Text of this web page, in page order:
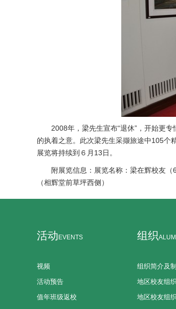
2008年，梁先生宣布“退休”，开始更
的执着之意。此次梁先生采撷旅途中105个
展览将持续到６月13日。
附展览信息：展览名称：梁在辉校友
（相辉堂前草坪西侧）
活动 EVENTS
视频
活动预告
值年班级返校
组织
组织简介及
地区校友组
地区校友组